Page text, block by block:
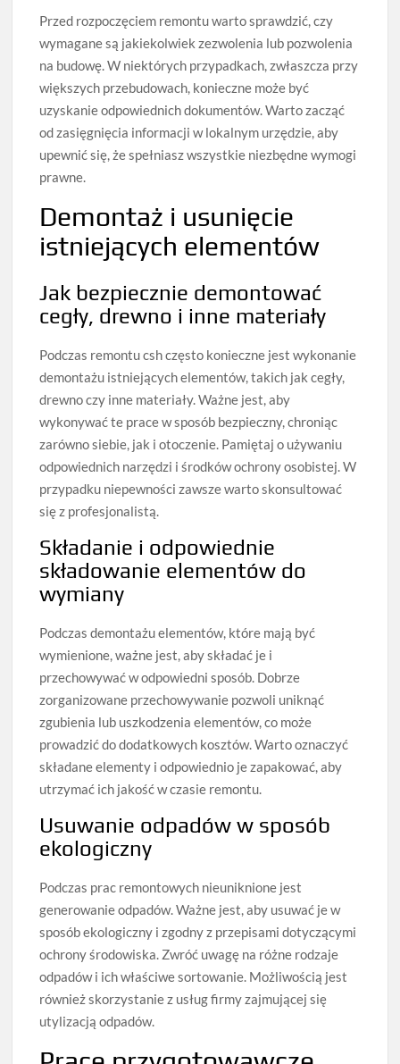
Przed rozpoczęciem remontu warto sprawdzić, czy
wymagane są jakiekolwiek zezwolenia lub pozwolenia
na budowę. W niektórych przypadkach, zwłaszcza przy
większych przebudowach, konieczne może być
uzyskanie odpowiednich dokumentów. Warto zacząć
od zasięgnięcia informacji w lokalnym urzędzie, aby
upewnić się, że spełniasz wszystkie niezbędne wymogi
prawne.
Demontaż i usunięcie
istniejących elementów
Jak bezpiecznie demontować
cegły, drewno i inne materiały
Podczas remontu csh często konieczne jest wykonanie
demontażu istniejących elementów, takich jak cegły,
drewno czy inne materiały. Ważne jest, aby
wykonywać te prace w sposób bezpieczny, chroniąc
zarówno siebie, jak i otoczenie. Pamiętaj o używaniu
odpowiednich narzędzi i środków ochrony osobistej. W
przypadku niepewności zawsze warto skonsultować
się z profesjonalistą.
Składanie i odpowiednie
składowanie elementów do
wymiany
Podczas demontażu elementów, które mają być
wymienione, ważne jest, aby składać je i
przechowywać w odpowiedni sposób. Dobrze
zorganizowane przechowywanie pozwoli uniknąć
zgubienia lub uszkodzenia elementów, co może
prowadzić do dodatkowych kosztów. Warto oznaczyć
składane elementy i odpowiednio je zapakować, aby
utrzymać ich jakość w czasie remontu.
Usuwanie odpadów w sposób
ekologiczny
Podczas prac remontowych nieuniknione jest
generowanie odpadów. Ważne jest, aby usuwać je w
sposób ekologiczny i zgodny z przepisami dotyczącymi
ochrony środowiska. Zwróć uwagę na różne rodzaje
odpadów i ich właściwe sortowanie. Możliwością jest
również skorzystanie z usług firmy zajmującej się
utylizacją odpadów.